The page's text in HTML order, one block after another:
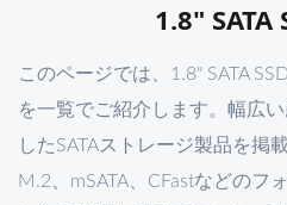
1.8" SATA
このページでは、1.8" SATA
を一覧でご紹介します。幅広
したSATAストレージ製品を掲
M.2、mSATA、CFastなどのフ